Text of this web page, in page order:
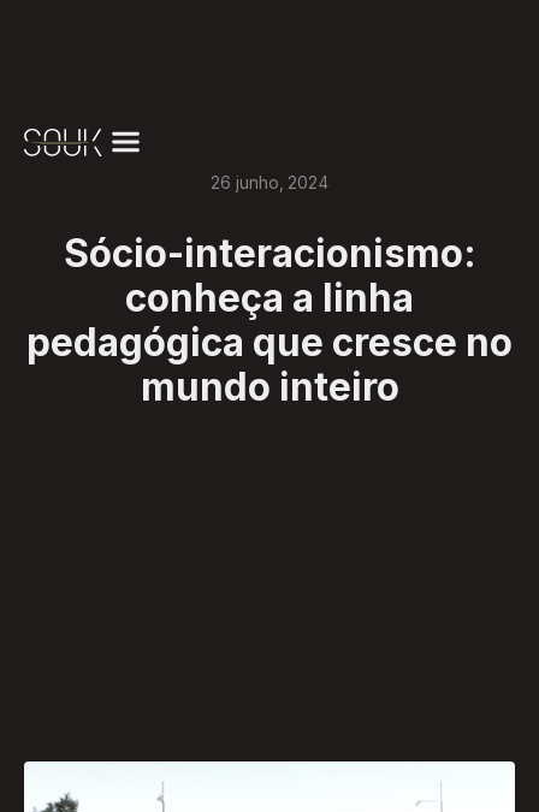
26 junho 2024
Sócio-interacionismo:
conheça a linha
pedagógica que cresce no
mundo inteiro